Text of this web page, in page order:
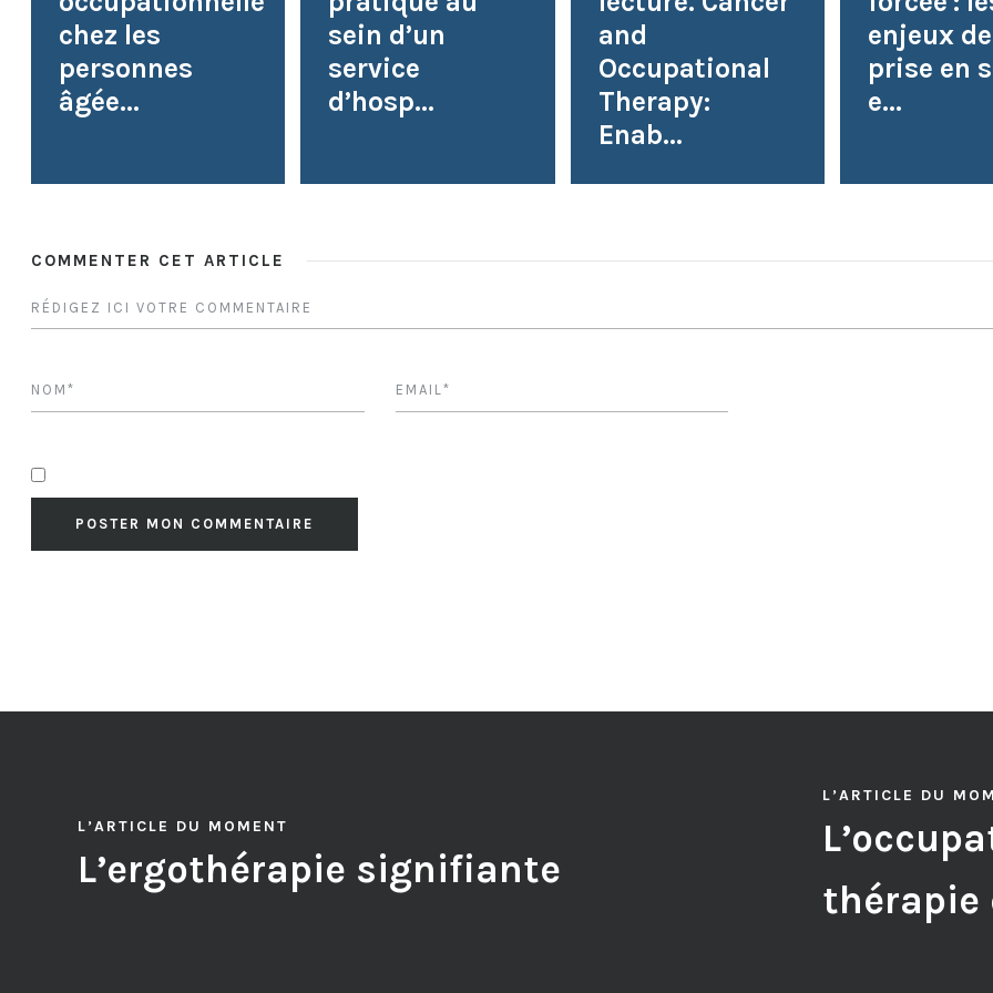
chez les
personnes
âgée...
sein d’un
service
d’hosp...
and
Occupational
Therapy:
Enab...
enjeux
prise en
e...
COMMENTER CET ARTICLE
L’ARTICLE DU MOMENT
L’ergothérapie signifiante
L’ARTICLE DU
thérapie